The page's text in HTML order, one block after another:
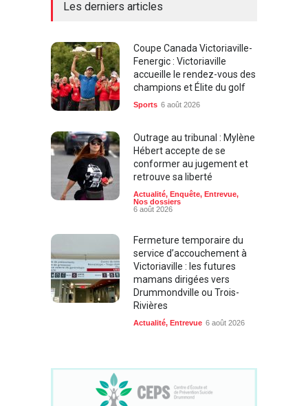
Les derniers articles
Coupe Canada Victoriaville-
Fenergic : Victoriaville
accueille le rendez-vous des
champions et Élite du golf
Sports 6 août 2026
Outrage au tribunal : Mylène
Hébert accepte de se
conformer au jugement et
retrouve sa liberté
Actualité, Enquête, Entrevue,
Nos dossiers
6 août 2026
Fermeture temporaire du
service d’accouchement à
Victoriaville : les futures
mamans dirigées vers
Drummondville ou Trois-
Rivières
Actualité, Entrevue 6 août 2026